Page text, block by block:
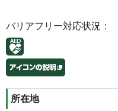
バリアフリー対応状況：
所在地